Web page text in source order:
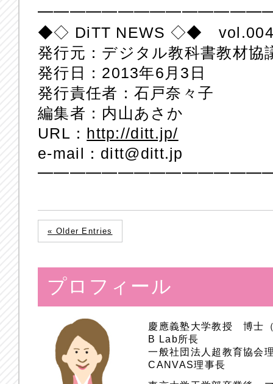
◆◇ DiTT NEWS ◇◆
発行元：デジタル教科書教材協
発行日：2013年6月3日
発行責任者：石戸奈々子
編集者：内山あさか
URL： http://ditt.jp/
e-mail：ditt@ditt.jp
« Older Entries
プロフィール
慶應義塾大学教授 博士
B Lab所長
一般社団法人超教育協会
CANVAS理事長